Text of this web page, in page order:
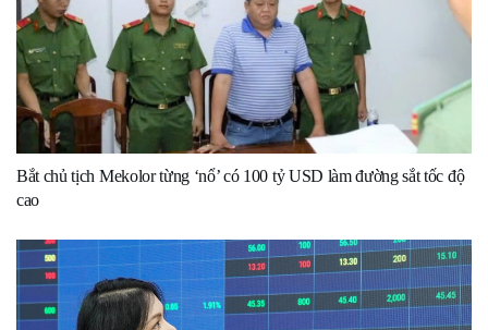
Bắt chủ tịch Mekolor từng ‘nổ’ có 100 tỷ USD làm đường sắt tốc độ
cao